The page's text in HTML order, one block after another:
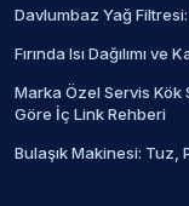
Davlumbaz Yağ
Fırında Isı Dağılımı
Marka Özel Servis Kök
Göre İç Link Rehberi
Bulaşık Makinesi: Tuz,